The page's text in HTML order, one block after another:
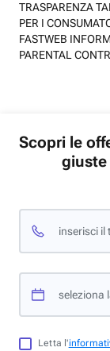
TRASPARENZA
PER I
FASTWEB
PARENTAL
Scopri le
inserisci il
seleziona
Letta l'